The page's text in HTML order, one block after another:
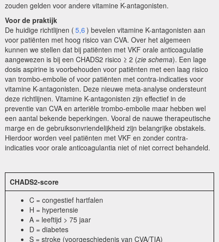
zouden gelden voor andere vitamine K-antagonisten.
Voor de praktijk
De huidige richtlijnen ( 5,6 ) bevelen vitamine K-antagonisten aan
voor patiënten met hoog risico van CVA. Over het algemeen
kunnen we stellen dat bij patiënten met VKF orale anticoagulatie
aangewezen is bij een CHADS2 risico ≥ 2 (zie schema). Een lage
dosis aspirine is voorbehouden voor patiënten met een laag risico
van trombo-embolie of voor patiënten met contra-indicaties voor
vitamine K-antagonisten. Deze nieuwe meta-analyse ondersteunt
deze richtlijnen. Vitamine K-antagonisten zijn effectief in de
preventie van CVA en arteriële trombo-embolie maar hebben wel
een aantal bekende beperkingen. Vooral de nauwe therapeutische
marge en de gebruiksonvriendelijkheid zijn belangrijke obstakels.
Hierdoor worden veel patiënten met VKF en zonder contra-
indicaties voor orale anticoagulantia niet of niet correct behandeld.
CHADS2-score
C = congestief hartfalen
H = hypertensie
A = leeftijd > 75 jaar
D = diabetes
S = stroke (voorgeschiedenis van CVA/TIA)